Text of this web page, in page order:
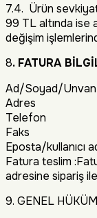
7.4. Ürün
99 TL altında ise
değişim
8. FATURA
Ad/Soyad/Unvan
Adres
Telefon
Faks
Eposta/kullanıcı
Fatura teslim
adresine sipariş
9. GENEL